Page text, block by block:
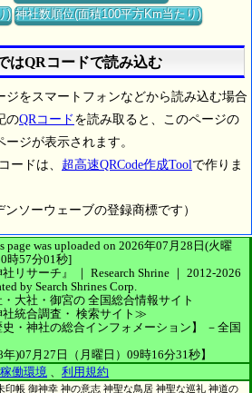
) 神社数順位(面積100平方Km当たり)
はQRコードで読み込む
ジをスマートフォンなどから読み込む場合
のQRコード を読み取ると、このページの
ージが表示されます。
ードは、 超高速QRCode作成Tool で作りま
ンソーウェーブの登録商標です）
page was uploaded on 2026年07月28日(火曜
時57分01秒]
社リサーチ』 ｜ Research Shrine ｜ 2012-2026
by Search Shrines Corp.
・大社・御宮の 全国総合情報サイト
統合調査・ 検索サイト≫
史・神社の総合インフォメーション】
－全国
)07月27日（月曜日）09時16分31秒】
稼働環境 利用規約
印帳 御神幸 神の意志 神聖な鳥居 神聖な巡礼 神道の